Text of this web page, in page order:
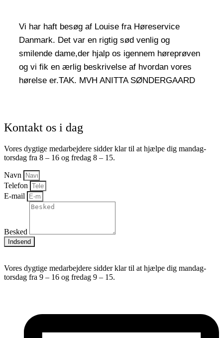
Vi har haft besøg af Louise fra Høreservice
Danmark. Det var en rigtig sød venlig og
smilende dame,der hjalp os igennem høreprøven
og vi fik en ærlig beskrivelse af hvordan vores
hørelse er.TAK. MVH ANITTA SØNDERGAARD
Kontakt os i dag
Vores dygtige medarbejdere sidder klar til at hjælpe dig mandag-
torsdag fra 8 – 16 og fredag 8 – 15.
Navn
Telefon
E-mail
Besked
Indsend
Vores dygtige medarbejdere sidder klar til at hjælpe dig mandag-
torsdag fra 9 – 16 og fredag 9 – 15.